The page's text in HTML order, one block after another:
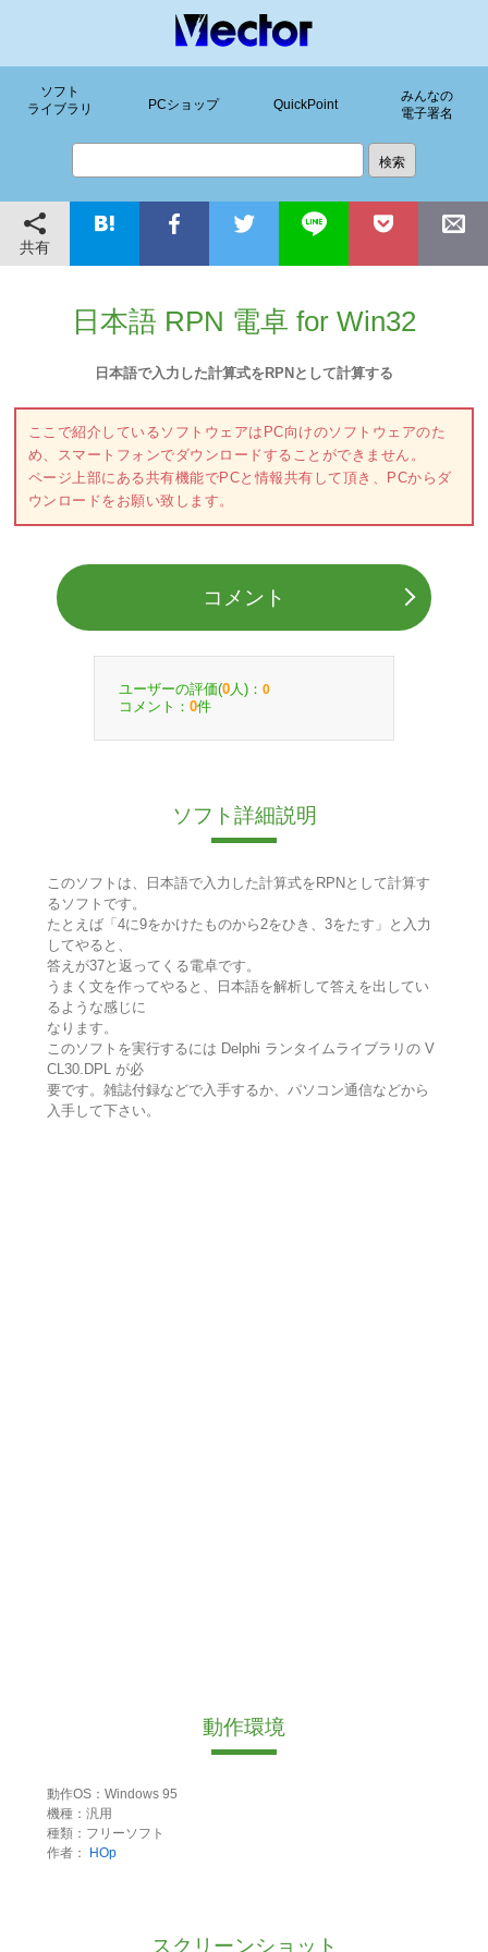
ソフト
ライブラリ
PCショップ QuickPoint
みんなの
電子署名
共有
日本語 RPN 電卓 for Win32
日本語で入力した計算式をRPNとして計算する
ここで紹介しているソフトウェアはPC向けのソフトウェアのた
め、スマートフォンでダウンロードすることができません。
ページ上部にある共有機能でPCと情報共有して頂き、PCからダ
ウンロードをお願い致します。
コメント
ユーザーの評価(0 人)： 0
コメント： 0件
ソフト詳細説明
このソフトは、日本語で入力した計算式をRPNとして計算す
るソフトです。
たとえば「4に9をかけたものから2をひき、3をたす」と入力
してやると、
答えが37と返ってくる電卓です。
うまく文を作ってやると、日本語を解析して答えを出してい
るような感じに
なります。
このソフトを実行するには Delphi ランタイムライブラリの V
CL30.DPL が必
要です。雑誌付録などで入手するか、パソコン通信などから
入手して下さい。
動作環境
動作OS：Windows 95
機種：汎用
種類：フリーソフト
作者：
HOp
スクリーンショット